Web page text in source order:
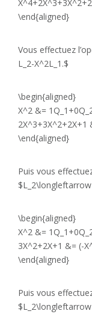
\end{aligned}
Vous effectuez
L_2-X^2L_1.$
\begin{aligned}
X^2 &=
2X^3+3X^2+2X+1
\end{aligned}
Puis vous
$L_2\longleftarrow
\begin{aligned}
X^2 &=
3X^2+2X+1 &= (-
\end{aligned}
Puis vous
$L_2\longleftarrow